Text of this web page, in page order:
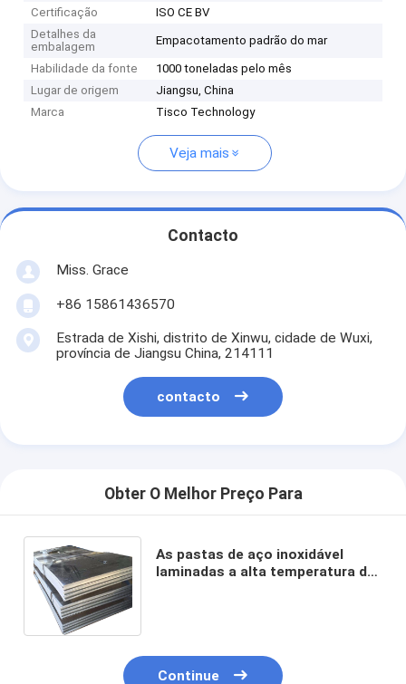
Certificação
ISO CE BV
Detalhes da
embalagem
Empacotamento padrão do mar
Habilidade da fonte
1000 toneladas pelo mês
Lugar de origem
Jiangsu, China
Marca
Tisco Technology
Veja mais
Contacto
Miss. Grace
+86 15861436570
Estrada de Xishi, distrito de Xinwu, cidade de Wuxi,
província de Jiangsu China, 214111
contacto
Obter O Melhor Preço Para
As pastas de aço inoxidável
laminadas a alta temperatura de
Continue